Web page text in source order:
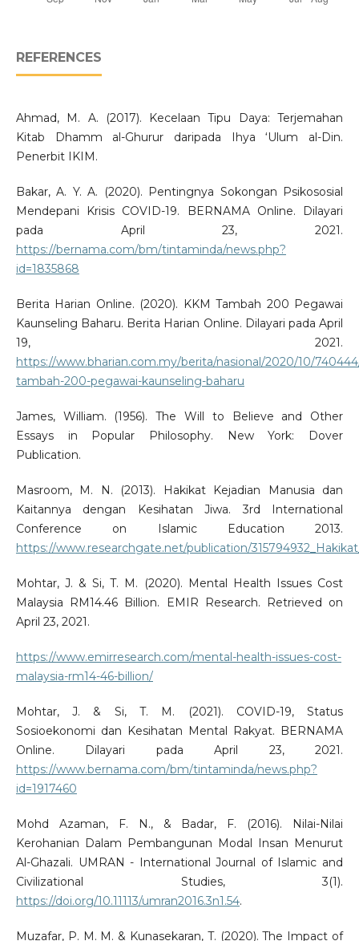
REFERENCES
Ahmad, M. A. (2017). Kecelaan Tipu Daya: Terjemahan
Kitab Dhamm al-Ghurur daripada Ihya ‘Ulum al-Din.
Penerbit IKIM.
Bakar, A. Y. A. (2020). Pentingnya Sokongan Psikososial
Mendepani Krisis COVID-19. BERNAMA Online. Dilayari
pada April 23, 2021.
https://bernama.com/bm/tintaminda/news.php?
id=1835868
Berita Harian Online. (2020). KKM Tambah 200 Pegawai
Kaunseling Baharu. Berita Harian Online. Dilayari pada April
19, 2021.
https://www.bharian.com.my/berita/nasional/2020/10/
tambah-200-pegawai-kaunseling-baharu
James, William. (1956). The Will to Believe and Other
Essays in Popular Philosophy. New York: Dover
Publication.
Masroom, M. N. (2013). Hakikat Kejadian Manusia dan
Kaitannya dengan Kesihatan Jiwa. 3rd International
Conference on Islamic Education 2013.
https://www.researchgate.net/publication/
Mohtar, J. & Si, T. M. (2020). Mental Health Issues Cost
Malaysia RM14.46 Billion. EMIR Research. Retrieved on
April 23, 2021.
https://www.emirresearch.com/mental-health-issues-cost-
malaysia-rm14-46-billion/
Mohtar, J. & Si, T. M. (2021). COVID-19, Status
Sosioekonomi dan Kesihatan Mental Rakyat. BERNAMA
Online. Dilayari pada April 23, 2021.
https://www.bernama.com/bm/tintaminda/news.php?
id=1917460
Mohd Azaman, F. N., & Badar, F. (2016). Nilai-Nilai
Kerohanian Dalam Pembangunan Modal Insan Menurut
Al-Ghazali. UMRAN - International Journal of Islamic and
Civilizational Studies, 3(1).
https://doi.org/10.11113/umran2016.3n1.54.
Muzafar, P. M. M. & Kunasekaran, T. (2020). The Impact of